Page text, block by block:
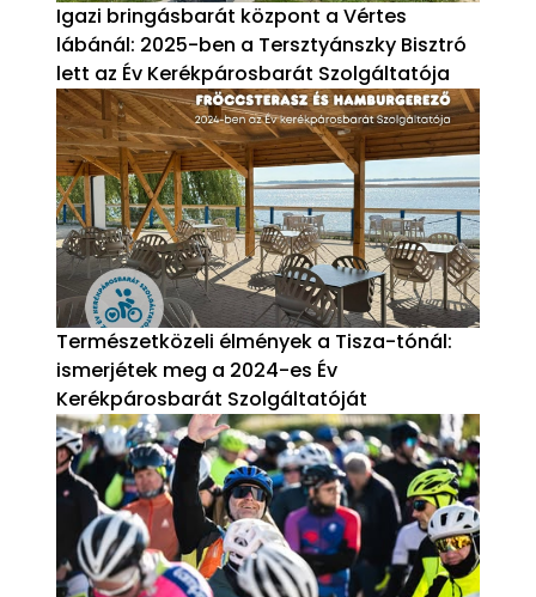
Igazi bringásbarát központ a Vértes
lábánál: 2025-ben a Tersztyánszky Bisztró
lett az Év Kerékpárosbarát Szolgáltatója
Természetközeli élmények a Tisza-tónál:
ismerjétek meg a 2024-es Év
Kerékpárosbarát Szolgáltatóját